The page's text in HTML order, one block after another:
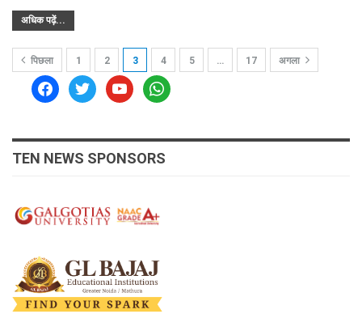
अधिक पढ़ें...
पिछला 1 2 3 4 5 … 17 अगला
facebooktwitteryoutubewhatsapp
TEN NEWS SPONSORS